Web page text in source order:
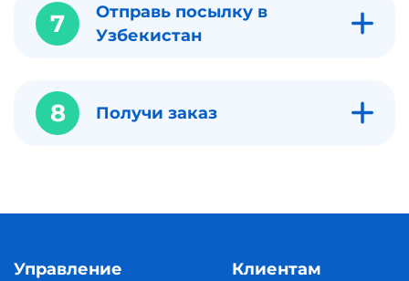
7
Отправь посылку в
Узбекистан
8 Получи заказ
Управление
Клиентам